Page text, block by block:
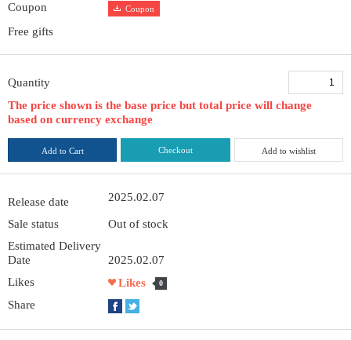
Coupon
Coupon
Free gifts
Quantity
The price shown is the base price but total price will change
based on currency exchange
Add to Cart Checkout Add to wishlist
Release date 2025.02.07
Sale status
Out of stock
Estimated Delivery
Date
2025.02.07
Likes
Likes 0
Share